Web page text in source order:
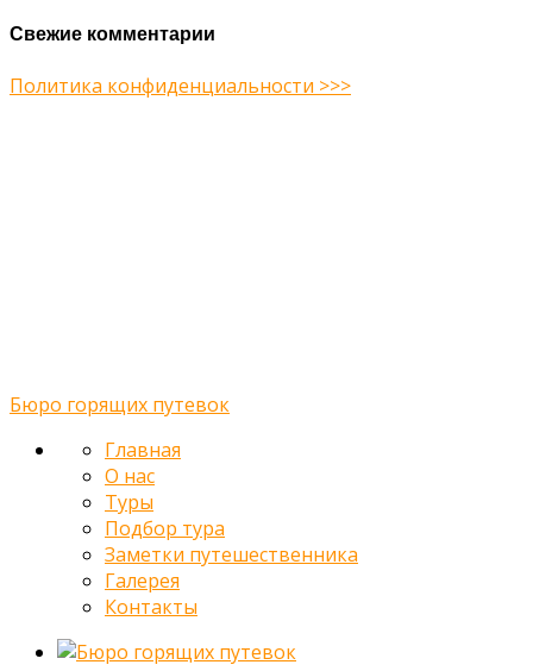
Свежие комментарии
Политика конфиденциальности >>>
Бюро горящих путевок
Главная
О нас
Туры
Подбор тура
Заметки путешественника
Галерея
Контакты